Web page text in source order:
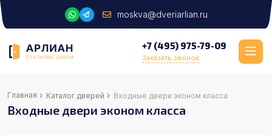
moskva@dveriarlian.ru
+7 (495) 975-79-09
Заказать звонок
Главная › Каталог дверей › Входные двери эконом класса
Входные двери эконом класса